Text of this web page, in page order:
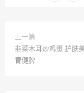
上一篇
韭菜木耳炒鸡蛋 护肤
胃健脾